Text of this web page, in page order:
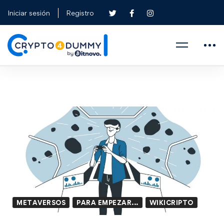
Iniciar sesión Registro
METAVERSOS PARA EMPEZAR... WIKICRIPTO